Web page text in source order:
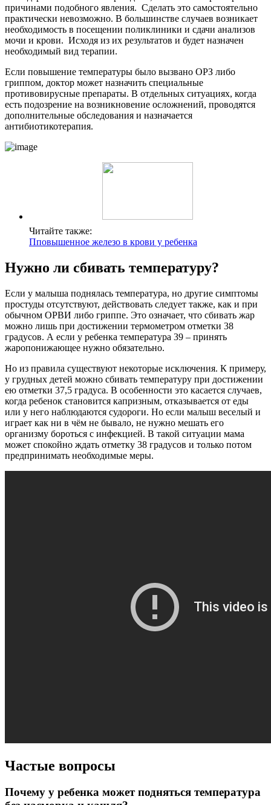
причинами подобного явления. Сделать это самостоятельно
практически невозможно. В большинстве случаев возникает
необходимость в посещении поликлиники и сдачи анализов
мочи и крови. Исходя из их результатов и будет назначен
необходимый вид терапии.
Если повышение температуры было вызвано ОРЗ либо
гриппом, доктор может назначить специальные
противовирусные препараты. В отдельных ситуациях, когда
есть подозрение на возникновение осложнений, проводятся
дополнительные обследования и назначается
антибиотикотерапия.
Читайте также:
Пповышенное железо в крови у ребенка
Нужно ли сбивать температуру?
Если у малыша поднялась температура, но другие симптомы
простуды отсутствуют, действовать следует также, как и при
обычном ОРВИ либо гриппе. Это означает, что сбивать жар
можно лишь при достижении термометром отметки 38
градусов. А если у ребенка температура 39 – принять
жаропонижающее нужно обязательно.
Но из правила существуют некоторые исключения. К примеру,
у грудных детей можно сбивать температуру при достижении
ею отметки 37,5 градуса. В особенности это касается случаев,
когда ребенок становится капризным, отказывается от еды
или у него наблюдаются судороги. Но если малыш веселый и
играет как ни в чём не бывало, не нужно мешать его
организму бороться с инфекцией. В такой ситуации мама
может спокойно ждать отметку 38 градусов и только потом
предпринимать необходимые меры.
Частые вопросы
Почему у ребенка может подняться температура